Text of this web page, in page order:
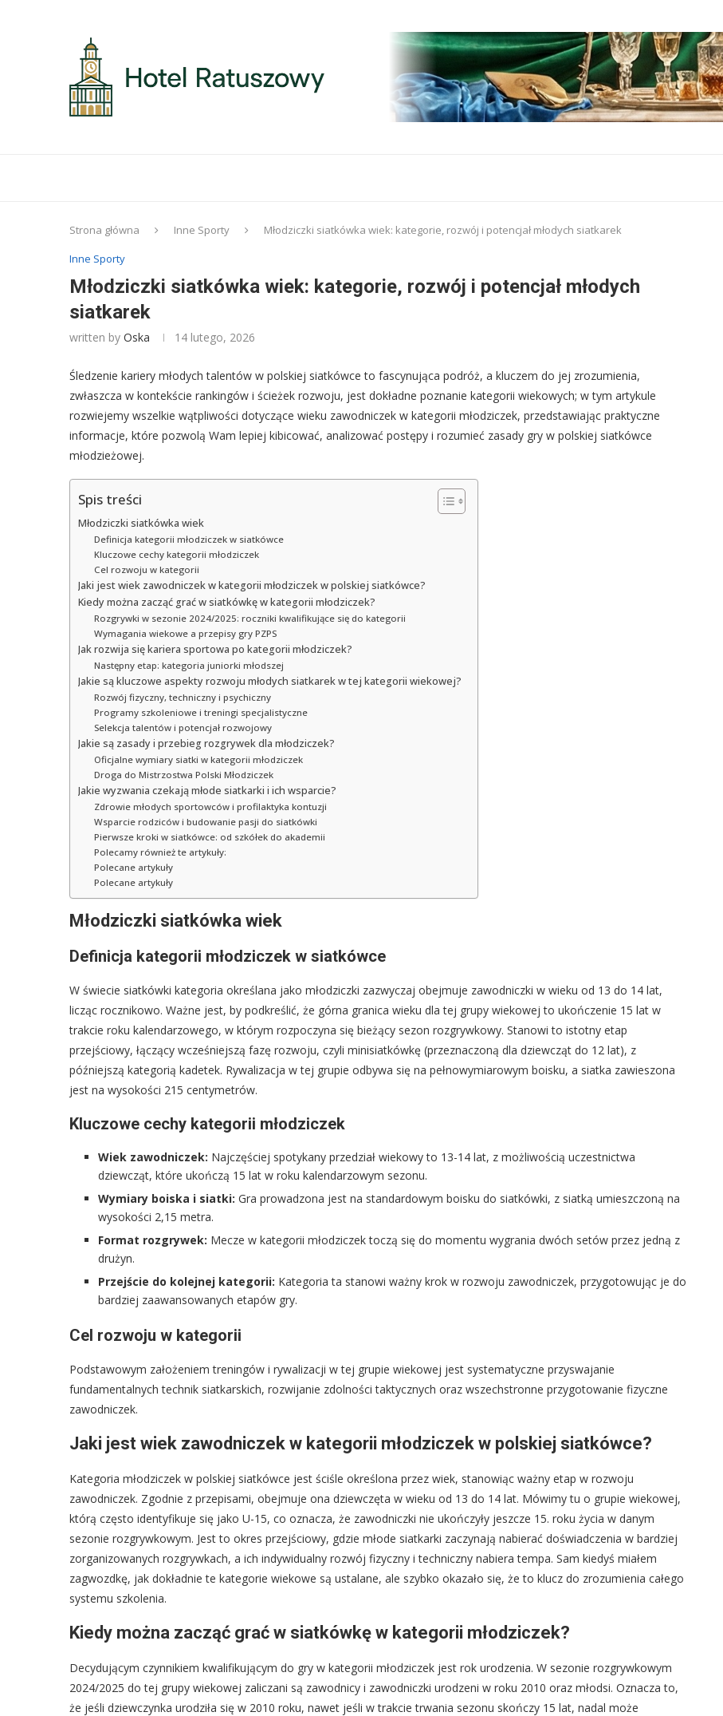
Strona główna Inne Sporty
Młodziczki siatkówka wiek: kategorie, rozwój i potencjał młodych siatkarek
Inne Sporty
Młodziczki siatkówka wiek: kategorie, rozwój i potencjał młodych
siatkarek
written by Oska 14 lutego, 2026
Śledzenie kariery młodych talentów w polskiej siatkówce to fascynująca podróż, a kluczem do jej zrozumienia,
zwłaszcza w kontekście rankingów i ścieżek rozwoju, jest dokładne poznanie kategorii wiekowych; w tym artykule
rozwiejemy wszelkie wątpliwości dotyczące wieku zawodniczek w kategorii młodziczek, przedstawiając praktyczne
informacje, które pozwolą Wam lepiej kibicować, analizować postępy i rozumieć zasady gry w polskiej siatkówce
młodzieżowej.
Spis treści
Młodziczki siatkówka wiek
Definicja kategorii młodziczek w siatkówce
Kluczowe cechy kategorii młodziczek
Cel rozwoju w kategorii
Jaki jest wiek zawodniczek w kategorii młodziczek w polskiej siatkówce?
Kiedy można zacząć grać w siatkówkę w kategorii młodziczek?
Rozgrywki w sezonie 2024/2025: roczniki kwalifikujące się do kategorii
Wymagania wiekowe a przepisy gry PZPS
Jak rozwija się kariera sportowa po kategorii młodziczek?
Następny etap: kategoria juniorki młodszej
Jakie są kluczowe aspekty rozwoju młodych siatkarek w tej kategorii wiekowej?
Rozwój fizyczny, techniczny i psychiczny
Programy szkoleniowe i treningi specjalistyczne
Selekcja talentów i potencjał rozwojowy
Jakie są zasady i przebieg rozgrywek dla młodziczek?
Oficjalne wymiary siatki w kategorii młodziczek
Droga do Mistrzostwa Polski Młodziczek
Jakie wyzwania czekają młode siatkarki i ich wsparcie?
Zdrowie młodych sportowców i profilaktyka kontuzji
Wsparcie rodziców i budowanie pasji do siatkówki
Pierwsze kroki w siatkówce: od szkółek do akademii
Polecamy również te artykuły:
Polecane artykuły
Polecane artykuły
Młodziczki siatkówka wiek
Definicja kategorii młodziczek w siatkówce
W świecie siatkówki kategoria określana jako młodziczki zazwyczaj obejmuje zawodniczki w wieku od 13 do 14 lat,
licząc rocznikowo. Ważne jest, by podkreślić, że górna granica wieku dla tej grupy wiekowej to ukończenie 15 lat w
trakcie roku kalendarzowego, w którym rozpoczyna się bieżący sezon rozgrywkowy. Stanowi to istotny etap
przejściowy, łączący wcześniejszą fazę rozwoju, czyli minisiatkówkę (przeznaczoną dla dziewcząt do 12 lat), z
późniejszą kategorią kadetek. Rywalizacja w tej grupie odbywa się na pełnowymiarowym boisku, a siatka zawieszona
jest na wysokości 215 centymetrów.
Kluczowe cechy kategorii młodziczek
Wiek zawodniczek: Najczęściej spotykany przedział wiekowy to 13-14 lat, z możliwością uczestnictwa
dziewcząt, które ukończą 15 lat w roku kalendarzowym sezonu.
Wymiary boiska i siatki: Gra prowadzona jest na standardowym boisku do siatkówki, z siatką umieszczoną na
wysokości 2,15 metra.
Format rozgrywek: Mecze w kategorii młodziczek toczą się do momentu wygrania dwóch setów przez jedną z
drużyn.
Przejście do kolejnej kategorii: Kategoria ta stanowi ważny krok w rozwoju zawodniczek, przygotowując je do
bardziej zaawansowanych etapów gry.
Cel rozwoju w kategorii
Podstawowym założeniem treningów i rywalizacji w tej grupie wiekowej jest systematyczne przyswajanie
fundamentalnych technik siatkarskich, rozwijanie zdolności taktycznych oraz wszechstronne przygotowanie fizyczne
zawodniczek.
Jaki jest wiek zawodniczek w kategorii młodziczek w polskiej siatkówce?
Kategoria młodziczek w polskiej siatkówce jest ściśle określona przez wiek, stanowiąc ważny etap w rozwoju
zawodniczek. Zgodnie z przepisami, obejmuje ona dziewczęta w wieku od 13 do 14 lat. Mówimy tu o grupie wiekowej,
którą często identyfikuje się jako U-15, co oznacza, że zawodniczki nie ukończyły jeszcze 15. roku życia w danym
sezonie rozgrywkowym. Jest to okres przejściowy, gdzie młode siatkarki zaczynają nabierać doświadczenia w bardziej
zorganizowanych rozgrywkach, a ich indywidualny rozwój fizyczny i techniczny nabiera tempa. Sam kiedyś miałem
zagwozdkę, jak dokładnie te kategorie wiekowe są ustalane, ale szybko okazało się, że to klucz do zrozumienia całego
systemu szkolenia.
Kiedy można zacząć grać w siatkówkę w kategorii młodziczek?
Decydującym czynnikiem kwalifikującym do gry w kategorii młodziczek jest rok urodzenia. W sezonie rozgrywkowym
2024/2025 do tej grupy wiekowej zaliczani są zawodnicy i zawodniczki urodzeni w roku 2010 oraz młodsi. Oznacza to,
że jeśli dziewczynka urodziła się w 2010 roku, nawet jeśli w trakcie trwania sezonu skończy 15 lat, nadal może